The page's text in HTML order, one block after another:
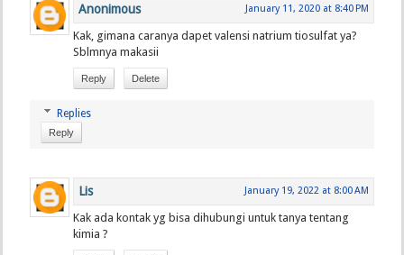
Anonimous January 11, 2020 at 8:40 PM
Kak, gimana caranya dapet valensi natrium tiosulfat ya?
Sblmnya makasii
Reply Delete
Replies
Reply
Lis January 19, 2022 at 8:00 AM
Kak ada kontak yg bisa dihubungi untuk tanya tentang
kimia ?